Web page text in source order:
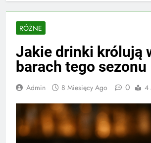
RÓŻNE
Jakie drinki królują
barach tego sezonu
Admin 8 Miesięcy Ago 0 4